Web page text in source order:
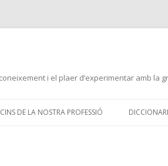
i el plaer d’experimentar amb
DE LA NOSTRA PROFESSIÓ